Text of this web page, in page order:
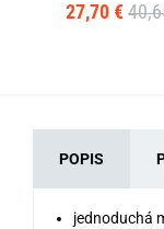
27,70 €
POPIS
jednoduchá